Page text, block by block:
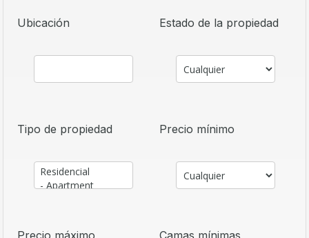
Ubicación Estado de la propiedad
Tipo de propiedad Precio mínimo
Precio máximo Camas mínimas